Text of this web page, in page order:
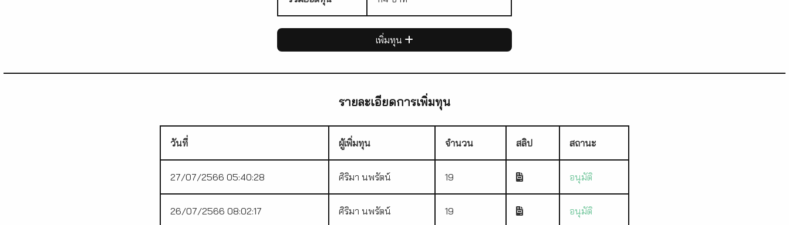
เพิ่มทุน
รายละเอียดการเพิ่มทุน
วันที่ ผู้เพิ่มทุน จำนวน สลิป สถานะ
27/07/2566 05:40:28 ศิริมา นพรัตน์ 19 อนุมัติ
26/07/2566 08:02:17 ศิริมา นพรัตน์ 19 อนุมัติ